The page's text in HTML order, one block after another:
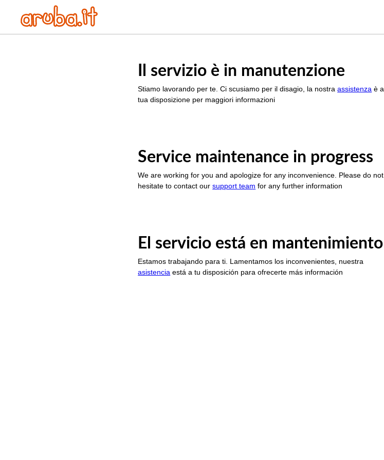
Il servizio è in manutenzione
Stiamo lavorando per te. Ci scusiamo per il disagio, la nostraassistenza è a
tua disposizione per maggiori informazioni
Service maintenance in progress
We are working for you and apologize for any inconvenience. Please do not
hesitate to contact oursupport team for any further information
El servicio está en mantenimiento
Estamos trabajando para ti. Lamentamos los inconvenientes, nuestra
asistencia está a tu disposición para ofrecerte más información